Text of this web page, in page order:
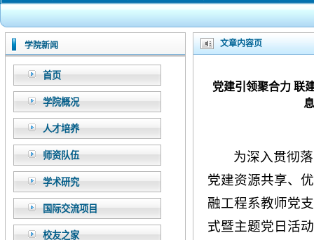
学院新闻
首页
学院概况
人才培养
师资队伍
学术研究
国际交流项目
校友之家
文章内容页
党建引领聚合力 联
为深入贯彻
党建资源共享、
融工程系教师党
式暨主题党日活